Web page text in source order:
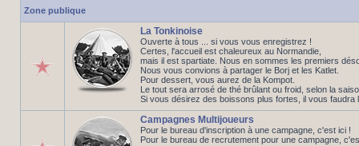
Zone publique
La Tonkinoise
Ouverte à tous ... si vous vous enregistrez !
Certes, l'accueil est chaleureux au Normandie,
mais il est spartiate. Nous en sommes les premiers
Nous vous convions à partager le Borj et les Katlet.
Pour dessert, vous aurez de la Kompot.
Le tout sera arrosé de thé brûlant ou froid, selon la
Si vous désirez des boissons plus fortes, il vous faudra
Campagnes Multijoueurs
Pour le bureau d'inscription à une campagne, c'est ici !
Pour le bureau de recrutement pour une campagne,